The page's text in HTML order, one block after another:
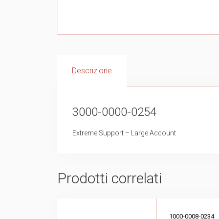
Descrizione
3000-0000-0254
Extreme Support – Large Account
Prodotti correlati
1000-0008-0234